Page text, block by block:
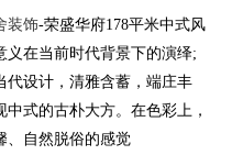
装饰-荣盛华府178平米中式风
义在当前时代背景下的演绎;
代设计，清雅含蓄，端庄丰
式的古朴大方。在色彩上，
、自然脱俗的感觉